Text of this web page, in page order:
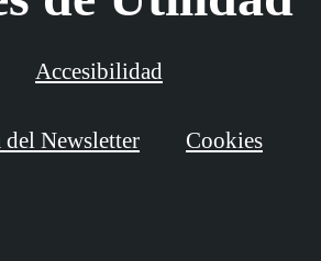
Accesibilidad
del Newsletter Cookies